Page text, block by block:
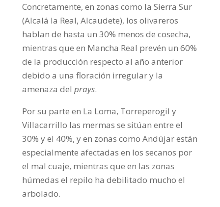
Concretamente, en zonas como la Sierra Sur
(Alcalá la Real, Alcaudete), los olivareros
hablan de hasta un 30% menos de cosecha,
mientras que en Mancha Real prevén un 60%
de la producción respecto al año anterior
debido a una floración irregular y la
amenaza del prays.
Por su parte en La Loma, Torreperogil y
Villacarrillo las mermas se sitúan entre el
30% y el 40%, y en zonas como Andújar están
especialmente afectadas en los secanos por
el mal cuaje, mientras que en las zonas
húmedas el repilo ha debilitado mucho el
arbolado.